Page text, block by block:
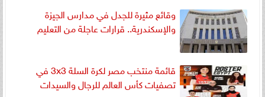
وقائع مثيرة للجدل في مدارس الجيزة
والإسكندرية.. قرارات عاجلة من التعليم
قائمة منتخب مصر لكرة السلة 3x3 في
تصفيات كأس العالم للرجال والسيدات